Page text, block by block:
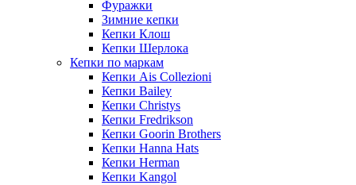
Фуражки
Зимние кепки
Кепки Клош
Кепки Шерлока
Кепки по маркам
Кепки Ais Collezioni
Кепки Bailey
Кепки Christys
Кепки Fredrikson
Кепки Goorin Brothers
Кепки Hanna Hats
Кепки Herman
Кепки Kangol